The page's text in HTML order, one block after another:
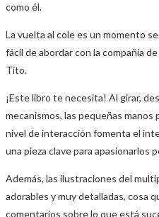
como él.
La vuelta al cole es un momento
fácil de abordar con la compañía
Tito.
¡Este libro te necesita! Al girar,
mecanismos, las pequeñas
nivel de interacción fomenta el
una pieza clave para apasionarlos
Además, las ilustraciones del
adorables y muy detalladas, cosa
comentarios sobre lo que está